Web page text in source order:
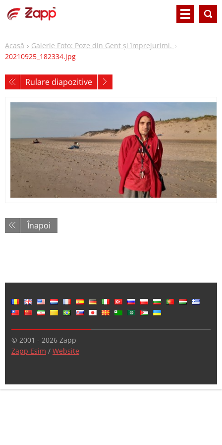
Acasă
Galerie Foto: Poze din Gent și împrejurimi.
20210925_182334.jpg
Rulare diapozitive
Înapoi
© 2001 - 2026 Zapp
Zapp Esim / Website